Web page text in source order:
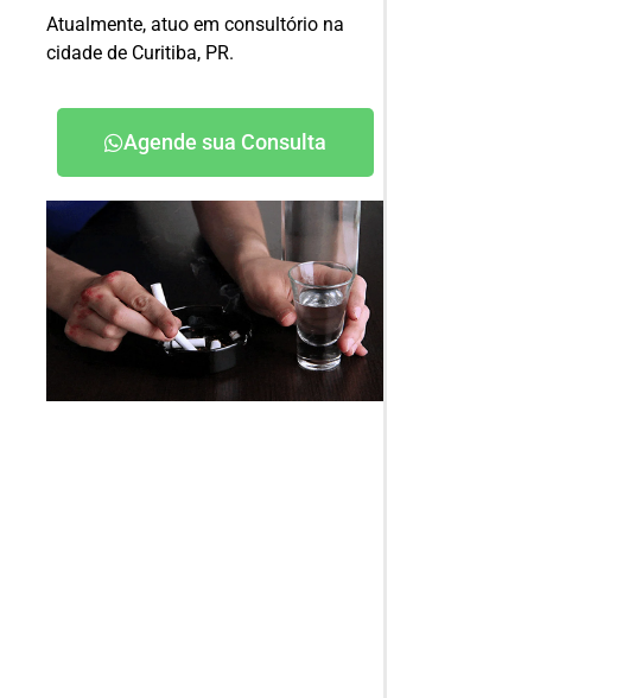
Atualmente, atuo em consultório na
cidade de Curitiba, PR.
Agende sua Consulta